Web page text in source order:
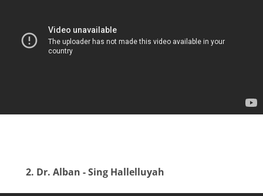
2. Dr. Alban - Sing Hallelluyah